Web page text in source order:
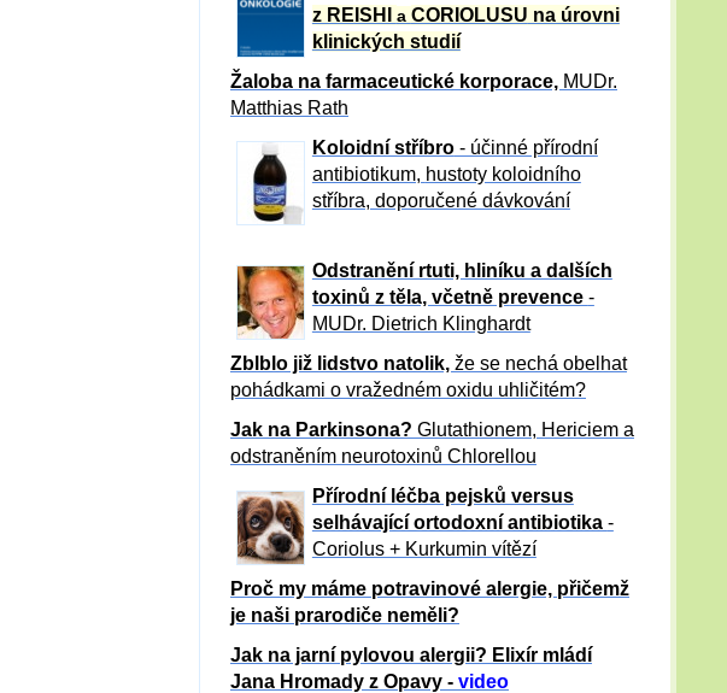
z REISHI a CORIOLUSU na úrovni
klinických studií
Žaloba na farmaceutické korporace, MUDr.
Matthias Rath
Koloidní stříbro- účinné přírodní
antibiotikum, hustoty koloidního
stříbra, doporučené dávkování
Odstranění rtuti, hliníku a dalších
toxinů z těla, včetně prevence -
MUDr. Dietrich Klinghardt
Zblblo již lidstvo natolik, že se nechá obelhat
pohádkami o vražedném oxidu uhličitém?
Jak na Parkinsona? Glutathionem, Hericiem a
odstraněním neurotoxinů Chlorellou
Přírodní léčba pejsků versus
selhávající ortodoxní antibiotika -
Coriolus + Kurkumin vítězí
Proč my máme potravinové alergie, přičemž
je naši prarodiče neměli?
Jak na jarní pylovou alergii? Elixír mládí
Jana Hromady z Opavy - video